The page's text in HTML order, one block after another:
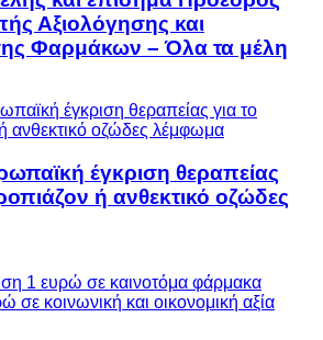
Αξιολόγησης και
Φαρμάκων – Όλα τα μέλη
έγκριση θεραπείας
ή ανθεκτικό οζώδες